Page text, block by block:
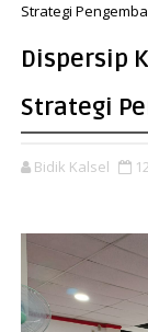
Strategi
Dispersip
Strategi
Bidik Kalsel